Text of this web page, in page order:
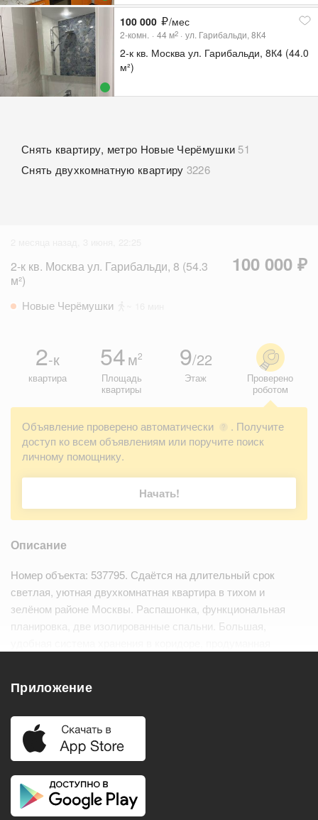
100 000 /мес
2-комн. 44 м2 ул. Гарибальди, 8К4
2-к кв. Москва ул. Гарибальди, 8К4 (44.0
м²)
Снять квартиру, метро Новые Черёмушки 51
Снять двухкомнатную квартиру 3226
2-к кв. Москва ул. Гарибальди, 8 (54.3
м²)
100 000 ₽
Новые Черёмушки
2-к
квартира
54м2
Площадь
квартиры
9/22
Этаж
Проверено
роботом
Объявление проверено автоматически ?
. Получите
доступ ко всем объявлениям или поручите поиск
личному помощнику.
Начать!
Описание
Номер объекта: 537795. Сдаётся на длительный срок
светлая, уютная двухкомнатная квартира в тихом и
зелёном районе Москвы. Распашонка, функциональная
планировка, две изолированные спальни. Большая,
Удобства
Балкон
Телевизор
Приложение